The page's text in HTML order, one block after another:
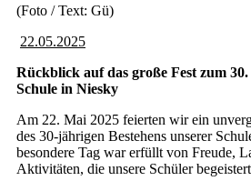
(Foto / Text: Gü)
22.05.2025
Rückblick auf das große Fest zum
Schule in Niesky
Am 22. Mai 2025 feierten wir ein
des 30-jährigen Bestehens unserer
besondere Tag war erfüllt von Freude,
Aktivitäten, die unsere Schüler